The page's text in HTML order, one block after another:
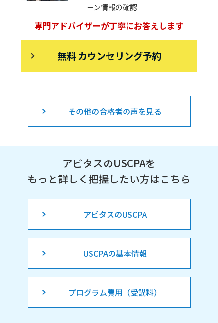
ーン情報の確認
専門アドバイザーが丁寧にお答えします
無料 カウンセリング予約
その他の合格者の声を見る
アビタスのUSCPAを
もっと詳しく把握したい方はこちら
アビタスのUSCPA
USCPAの基本情報
プログラム費用（受講料）